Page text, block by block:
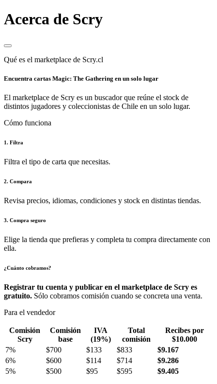
Acerca de Scry
Qué es el marketplace de Scry.cl
Encuentra cartas Magic: The Gathering en un solo lugar
El marketplace de Scry es un buscador que reúne el stock de
distintos jugadores y coleccionistas de Chile en un solo lugar.
Cómo funciona
1. Filtra
Filtra el tipo de carta que necesitas.
2. Compara
Revisa precios, idiomas, condiciones y stock en distintas tiendas.
3. Compra seguro
Elige la tienda que prefieras y completa tu compra directamente con
ella.
¿Cuánto cobramos?
Registrar tu cuenta y publicar en el marketplace de Scry es
gratuito. Sólo cobramos comisión cuando se concreta una venta.
Para el vendedor
Comisión
Scry
Comisión
base
IVA
(19%)
Total
comisión
Recibes por
$10.000
7%
$700 $133 $833
$9.167
6%
$600 $114 $714
$9.286
5%
$500 $95 $595 $9.405